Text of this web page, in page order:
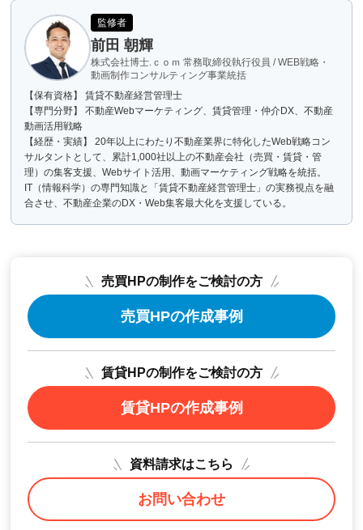
監修者
前田 朝輝
株式会社博士.ｃｏｍ 常務取締役執行役員 / WEB戦略・
動画制作コンサルティング事業統括
【保有資格】 賃貸不動産経営管理士
【専門分野】 不動産Webマーケティング、賃貸管理・仲介DX、不動産
動画活用戦略
【経歴・実績】 20年以上にわたり不動産業界に特化したWeb戦略コン
サルタントとして、累計1,000社以上の不動産会社（売買・賃貸・管
理）の集客支援、Webサイト活用、動画マーケティング戦略を統括。
IT（情報科学）の専門知識と「賃貸不動産経営管理士」の実務視点を融
合させ、不動産企業のDX・Web集客最大化を支援している。
売買HPの制作をご検討の方
売買HPの作成事例
賃貸HPの制作をご検討の方
賃貸HPの作成事例
資料請求はこちら
お問い合わせ